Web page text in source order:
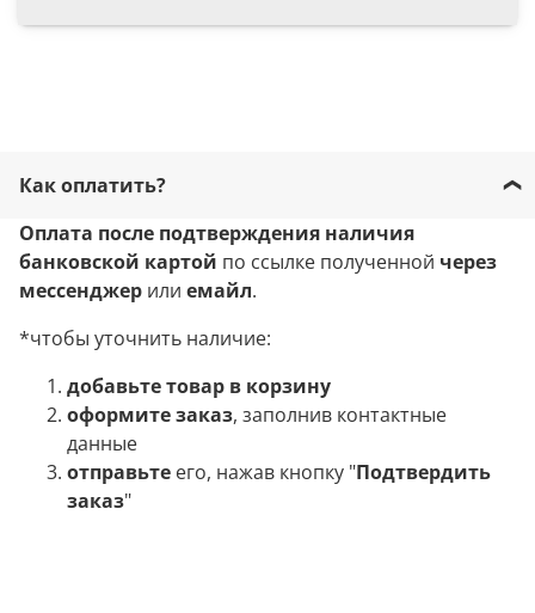
Как оплатить?
Оплата после подтверждения наличия
банковской картой по ссылке полученной через
мессенджер или емайл.
*чтобы уточнить наличие:
добавьте товар в корзину
оформите заказ, заполнив контактные
данные
отправьте его, нажав кнопку "Подтвердить
заказ"